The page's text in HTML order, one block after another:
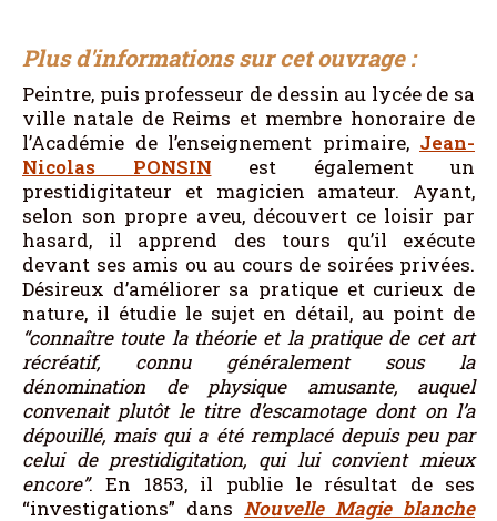
Plus d'informations sur cet ouvrage :
Peintre, puis professeur de dessin au lycée de sa
ville natale de Reims et membre honoraire de
l’Académie de l’enseignement primaire, Jean-
Nicolas PONSIN est également un
prestidigitateur et magicien amateur. Ayant,
selon son propre aveu, découvert ce loisir par
hasard, il apprend des tours qu’il exécute
devant ses amis ou au cours de soirées privées.
Désireux d’améliorer sa pratique et curieux de
nature, il étudie le sujet en détail, au point de
“connaître toute la théorie et la pratique de cet art
récréatif, connu généralement sous la
dénomination de physique amusante, auquel
convenait plutôt le titre d’escamotage dont on l’a
dépouillé, mais qui a été remplacé depuis peu par
celui de prestidigitation, qui lui convient mieux
encore”. En 1853, il publie le résultat de ses
“investigations” dans Nouvelle Magie blanche